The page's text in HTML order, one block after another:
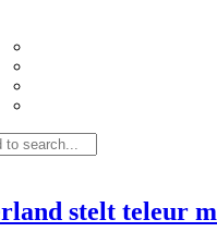
stelt teleur